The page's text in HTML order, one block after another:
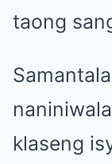
taong
klaseng